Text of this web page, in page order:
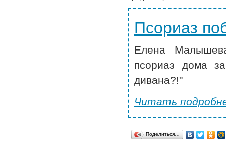
Псориаз
Елена
псориаз дома
дивана?!"
Читать
Поделиться…